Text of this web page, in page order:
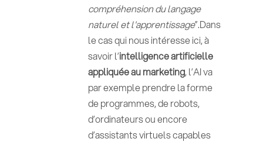
compréhension du langage
naturel et l'apprentissage”.Dans
le cas qui nous intéresse ici, à
savoir l’intelligence artificielle
appliquée au marketing, l’AI va
par exemple prendre la forme
de programmes, de robots,
d’ordinateurs ou encore
d’assistants virtuels capables